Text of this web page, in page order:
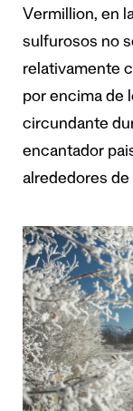
Vermillion, en
sulfurosos no
relativamente
por encima de
circundante
encantador
alrededores de